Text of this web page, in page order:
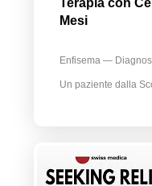
Terapia con
Mesi
Enfisema —
Un paziente dalla